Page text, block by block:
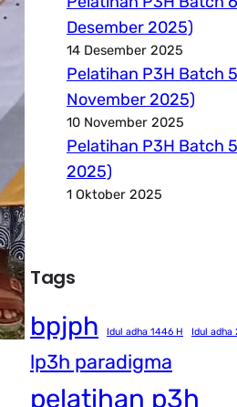
Desember 2025)
14 Desember 2025
Pelatihan P3H Batch
November 2025)
10 November 2025
Pelatihan P3H Batch
2025)
1 Oktober 2025
Tags
bpjph Idul adha 1446 H Idul adha
lp3h paradigma
pelatihan p3h